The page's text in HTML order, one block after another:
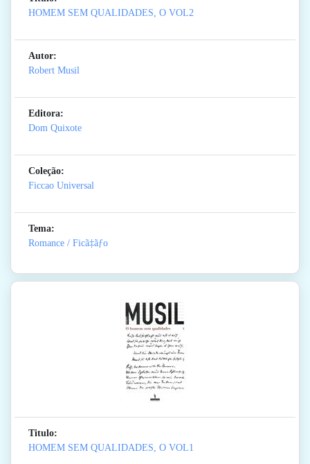
HOMEM SEM QUALIDADES, O VOL2
Autor:
Robert Musil
Editora:
Dom Quixote
Coleção:
Ficcao Universal
Tema:
Romance / Ficã‡ãƒo
Titulo:
HOMEM SEM QUALIDADES, O VOL1